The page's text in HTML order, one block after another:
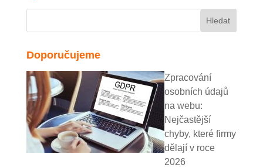
Doporučujeme
Zpracování
osobních údajů
na webu:
Nejčastější
chyby, které firmy
dělají v roce
2026